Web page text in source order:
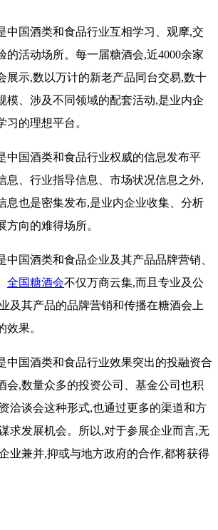
中国酒类和食品行业互相学习、观摩,交
的活动场所。每一届糖酒会,近4000余家
展示,数以万计的新老产品同台交易,数十
模、涉及不同领域的配套活动,是业内企
习的理想平台 。
中国酒类和食品行业权威的信息发布平
息、行业指导信息、市场状况信息之外,
息也是密集发布,是业内企业收集、分析
方向的难得场所。
中国酒类和食品企业及其产品品牌营销、
全国糖酒会不仅万商云集,而且专业及公
及其产品的品牌营销和传播在糖酒会上
效果。
中国酒类和食品行业效果突出的投融资合
会,数量众多的投资公司、基金公司也积
洽谈会这种形式,也通过更多的渠道和方
求发展机会。所以,对于参展企业而言,无
业兼并,抑或与地方政府的合作,都将获得